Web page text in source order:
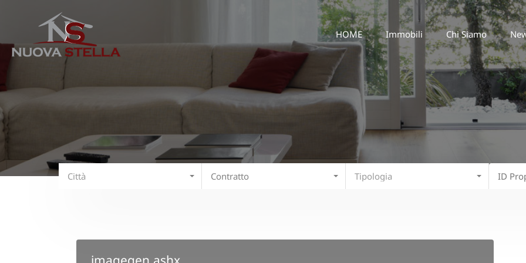
HOME Immobili Chi Siamo
HOME
Immobili Chi Siamo
Città Contratto Tipologia